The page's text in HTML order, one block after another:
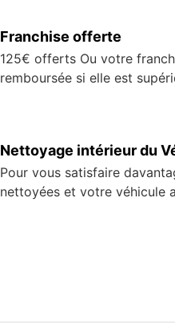
Franchise offerte
125€ offerts Ou votre
remboursée si elle est
Nettoyage intérieur du
Pour vous satisfaire
nettoyées et votre véhicule